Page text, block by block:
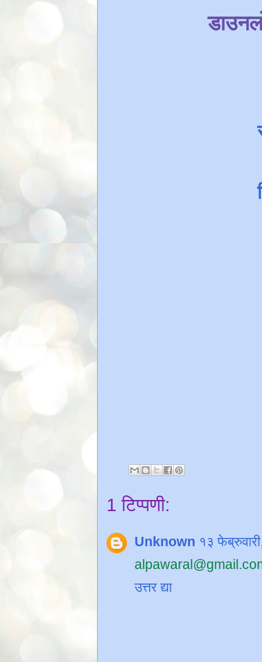
1 टिप्पणी:
Unknown १३
उत्तर द्या